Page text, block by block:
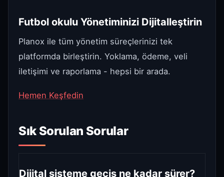
Futbol okulu Yönetiminizi Dijitalleştirin
Planox ile tüm yönetim süreçlerinizi tek
platformda birleştirin. Yoklama, ödeme, veli
iletişimi ve raporlama - hepsi bir arada.
Hemen Keşfedin
Sık Sorulan Sorular
Dijital sisteme geçiş ne kadar sürer?